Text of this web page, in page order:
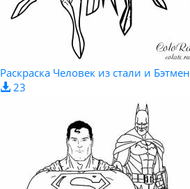
Раскраска Человек из стали и Бэтмен
23